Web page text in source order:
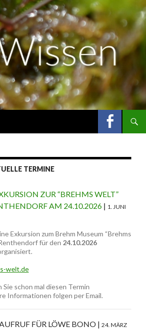
TERMINE
ZUR “BREHMS WELT”
AM 24.10.2026
1. JUNI
Exkursion zum Brehm Museum “Brehms
für den 24.10.2026
welt.de
schon mal diesen Termin
Informationen folgen per Email.
FÜR LÖWE BONO
24. MÄRZ